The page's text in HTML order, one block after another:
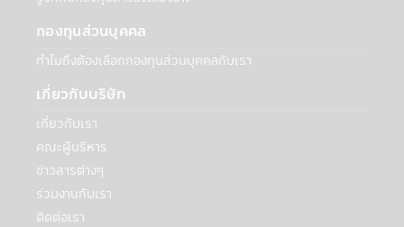
เพื่อวัตถุประสงค์ทางธุรกิจของบริษัทฯหรือตาม
ที่กฎหมายกำหนดหรืออนุญาต:
บริษัทฯอาจเปิดเผยข้อมูลเกี่ยวกับท่านให้กับ
บุคคลอื่นเพื่อวัตถุประสงค์ทางธุรกิจของบริษัท
จัดการหรือตามที่กฎหมายกำหนดหรืออนุญาต
ซึ่งรวมถึง:
• กรณีจำเป็นต้องดำเนินการดังกล่าวเพื่อ
ปฏิบัติตามกฎหมาย กระบวนการทางกฎหมาย
หรือกฎข้อบังคับ เพื่อสนับสนุนการตรวจสอบ
การปฏิบัติตาม และหน้าที่การกำกับดูแลกิจการ
กองทุนส่วนบุคคล
ทำไมถึงต้องเลือกกองทุนส่วนบุคคลกับเรา
เกี่ยวกับบริษัท
เกี่ยวกับเรา
คณะผู้บริหาร
ข่าวสารต่างๆ
ร่วมงานกับเรา
ติดต่อเรา